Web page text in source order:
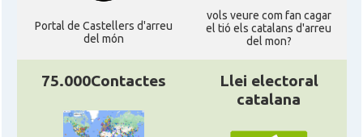
Portal de Castellers d'arreu
del món
vols veure com fan cagar
el tió els catalans d'arreu
del mon?
75.000Contactes
Llei electoral
catalana